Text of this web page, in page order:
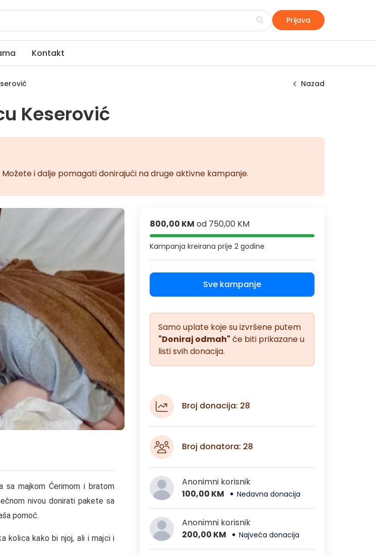
Prijava
Kontakt
Nazad
Keserović
i dalje pomagati donirajući na druge aktivne kampanje.
sa majkom Ćerimom i bratom
nivou donirati pakete sa
pomoć.
kolica kako bi njoj, ali i majci i
800,00 KM od 750,00 KM
Kampanja kreiranaprije 2 godine
Sve kampanje
Samo uplate koje su izvršene putem
"Doniraj odmah" će biti prikazane u
listi svih donacija.
Broj donacija: 28
Broj donatora: 28
Anonimni korisnik
100,00 KM
Nedavna donacija
Anonimni korisnik
200,00 KM
Najveća donacija